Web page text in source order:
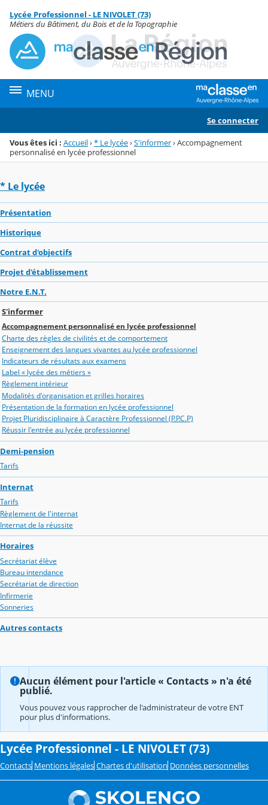
Menu de la rubrique
Contenu
Lycée Professionnel - LE NIVOLET (73)
Métiers du Bâtiment, du Bois et de la Topographie
MENU
Se connecter
Vous êtes ici : Accueil›* Le lycée›S'informer›Accompagnement
personnalisé en lycée professionnel
* Le lycée
Présentation
Historique
Contrat d'objectifs
Projet d'établissement
Notre E.N.T.
S'informer
Accompagnement personnalisé en lycée professionnel
Charte des règles de civilités et de comportement
Enseignement des langues vivantes au lycée professionnel
Indicateurs de résultats aux examens
Label « lycée des métiers »
Règlement intérieur
Modalités d'organisation et grilles horaires
Présentation de la formation en lycée professionnel
Projet Pluridisciplinaire à Caractère Professionnel (P.P.C.P)
Réussir l'entrée au lycée professionnel
Demi-pension
Tarifs
Internat
Tarifs
Règlement de l'internat
Internat de la réussite
Horaires
Secrétariat élève
Bureau intendance
Secrétariat de direction
Infirmerie
Sonneries
Autres contacts
Aucun élément pour l'article « Contacts » n'a été
publié.
Vous pouvez vous rapprocher de l'administrateur de votre ENT
pour plus d'informations.
Lycée Professionnel - LE NIVOLET (73)
Contacts Mentions légales Chartes d'utilisation Données personnelles